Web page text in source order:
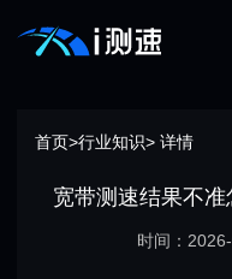
首页>行业知识> 详情
宽带测速结果不
时间：